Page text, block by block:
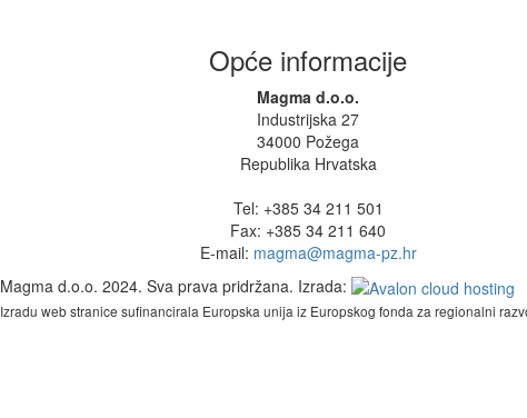
Opće informacije
Magma d.o.o.
Industrijska 27
34000 Požega
Republika Hrvatska
Tel: +385 34 211 501
Fax: +385 34 211 640
E-mail: magma@magma-pz.hr
Magma d.o.o. 2024. Sva prava pridržana. Izrada:
Izradu web stranice sufinancirala Europska unija iz Europskog fonda za regionalni